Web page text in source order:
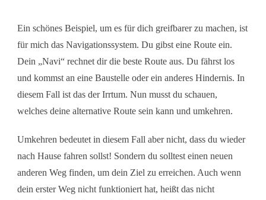
Ein schönes Beispiel, um es für dich greifbarer zu machen, ist
für mich das Navigationssystem. Du gibst eine Route ein.
Dein „Navi“ rechnet dir die beste Route aus. Du fährst los
und kommst an eine Baustelle oder ein anderes Hindernis. In
diesem Fall ist das der Irrtum. Nun musst du schauen,
welches deine alternative Route sein kann und umkehren.
Umkehren bedeutet in diesem Fall aber nicht, dass du wieder
nach Hause fahren sollst! Sondern du solltest einen neuen
anderen Weg finden, um dein Ziel zu erreichen. Auch wenn
dein erster Weg nicht funktioniert hat, heißt das nicht